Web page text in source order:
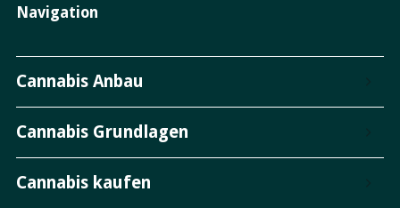
Navigation
Cannabis Anbau
Cannabis Grundlagen
Cannabis kaufen